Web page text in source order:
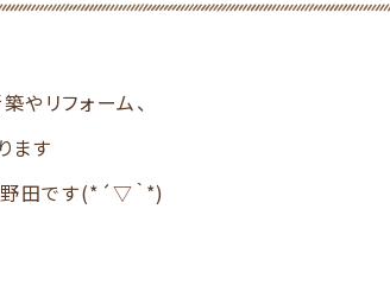
やリフォーム、
ます
田です(*´▽｀*)